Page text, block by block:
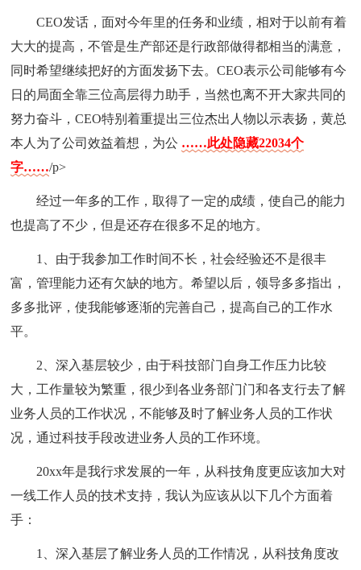
CEO发话，面对今年里的任务和业绩，相对于以前有着
大大的提高，不管是生产部还是行政部做得都相当的满意，
同时希望继续把好的方面发扬下去。CEO表示公司能够有今
日的局面全靠三位高层得力助手，当然也离不开大家共同的
努力奋斗，CEO特别着重提出三位杰出人物以示表扬，黄总
本人为了公司效益着想，为公 ……此处隐藏22034个
字……/p>
经过一年多的工作，取得了一定的成绩，使自己的能力
也提高了不少，但是还存在很多不足的地方。
1、由于我参加工作时间不长，社会经验还不是很丰
富，管理能力还有欠缺的地方。希望以后，领导多多指出，
多多批评，使我能够逐渐的完善自己，提高自己的工作水
平。
2、深入基层较少，由于科技部门自身工作压力比较
大，工作量较为繁重，很少到各业务部门门和各支行去了解
业务人员的工作状况，不能够及时了解业务人员的工作状
况，通过科技手段改进业务人员的工作环境。
20xx年是我行求发展的一年，从科技角度更应该加大对
一线工作人员的技术支持，我认为应该从以下几个方面着
手：
1、深入基层了解业务人员的工作情况，从科技角度改